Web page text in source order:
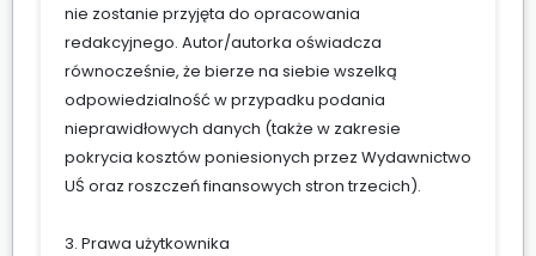
nie zostanie przyjęta do opracowania
redakcyjnego. Autor/autorka oświadcza
równocześnie, że bierze na siebie wszelką
odpowiedzialność w przypadku podania
nieprawidłowych danych (także w zakresie
pokrycia kosztów poniesionych przez Wydawnictwo
UŚ oraz roszczeń finansowych stron trzecich).
3. Prawa użytkownika